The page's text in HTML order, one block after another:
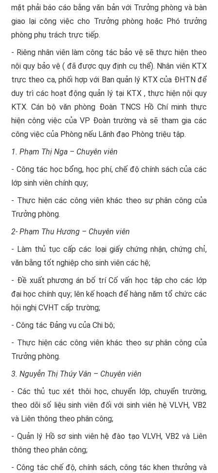
mặt phải báo cáo bằng văn bản với Trưởng phòng và bàn
giao lại công việc cho Trưởng phòng hoặc Phó trưởng
phòng phụ trách trực tiếp.
- Riêng nhân viên làm công tác bảo vệ sẽ thực hiện theo
nội quy bảo vệ ( đã được quy định cụ thể). Nhân viên KTX
trực theo ca, phối hợp với Ban quản lý KTX của ĐHTN để
duy trì các hoạt động quản lý tại KTX , thực hiện nội quy
KTX. Cán bộ văn phòng Đoàn TNCS Hồ Chí minh thực
hiện công việc của VP Đoàn trường và sẽ tham gia các
công việc của Phòng nếu Lãnh đạo Phòng triệu tập.
1. Phạm Thị Nga – Chuyên viên
- Công tác học bổng, học phí, chế độ chính sách của các
lớp sinh viên chính quy;
- Thực hiện các công viên khác theo sự phân công của
Trưởng phòng.
2- Phạm Thu Hương – Chuyên viên
- Làm thủ tục cấp các loại giấy chứng nhận, chứng chỉ,
văn bằng tốt nghiệp cho sinh viên các hệ;
- Đề xuất phương án bố trí Cố vấn học tập cho các lớp
đại học chính quy; lên kế hoạch để hàng năm tổ chức các
hội nghị CVHT cấp trường;
- Công tác Đảng vụ của Chi bộ;
- Thực hiện các công viên khác theo sự phân công của
Trưởng phòng.
3. Nguyễn Thị Thúy Vân – Chuyên viên
- Các thủ tục xét thôi học, chuyển lớp, chuyển trường,
theo dõi số liệu sinh viên đối với sinh viên hệ VLVH, VB2
và Liên thông theo phân công;
- Quản lý Hồ sơ sinh viên hệ đào tạo VLVH, VB2 và Liên
thông theo phân công;
- Công tác chế độ, chính sách, công tác khen thưởng và